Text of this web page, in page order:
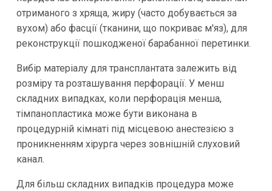
отриманого з хряща, жиру (часто добувається за
вухом) або фасції (тканини, що покриває м'яз), для
реконструкції пошкодженої барабанної перетинки.
Вибір матеріалу для трансплантата залежить від
розміру та розташування перфорації. У менш
складних випадках, коли перфорація менша,
тімпанопластика може бути виконана в
процедурній кімнаті під місцевою анестезією з
проникненням хірурга через зовнішній слуховий
канал.
Для більш складних випадків процедура може